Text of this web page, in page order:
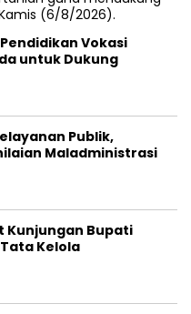
Vokasi
untuk Dukung
Publik,
Maladministrasi
Kunjungan Bupati
Kelola